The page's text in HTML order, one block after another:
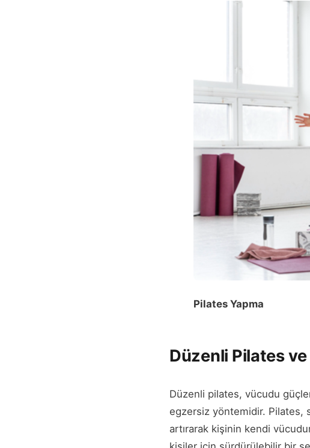
Pilates Yapma
Düzenli Pilates
Düzenli pilates, vücudu
egzersiz yöntemidir. Pilates,
artırarak kişinin kendi